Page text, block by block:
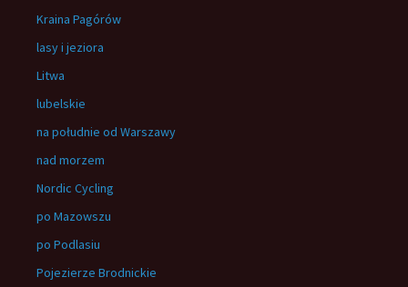
Kraina Pagórów
lasy i jeziora
Litwa
lubelskie
na południe od Warszawy
nad morzem
Nordic Cycling
po Mazowszu
po Podlasiu
Pojezierze Brodnickie